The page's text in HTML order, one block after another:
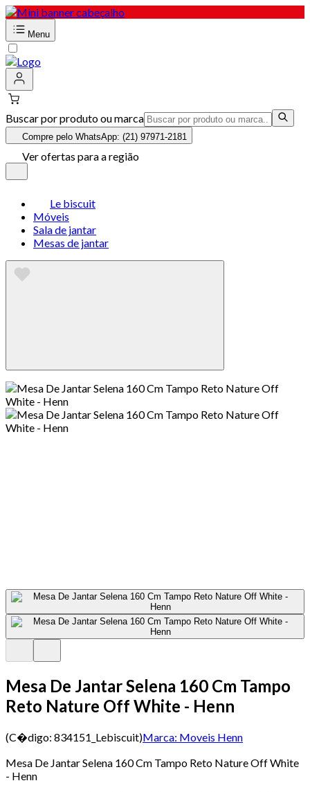
Menu
Buscar por produto ou marca
Compre pelo WhatsApp: (21) 97971-2181
Ver ofertas para a região
Le biscuit
Móveis
Sala de jantar
Mesas de jantar
Mesa De Jantar Selena 160 Cm Tampo
Reto Nature Off White - Henn
(C�digo: 834151_Lebiscuit)Marca: Moveis Henn
Mesa De Jantar Selena 160 Cm Tampo Reto Nature Off White
- Henn